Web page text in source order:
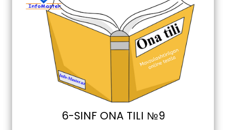
6-SINF ONA TILI №9